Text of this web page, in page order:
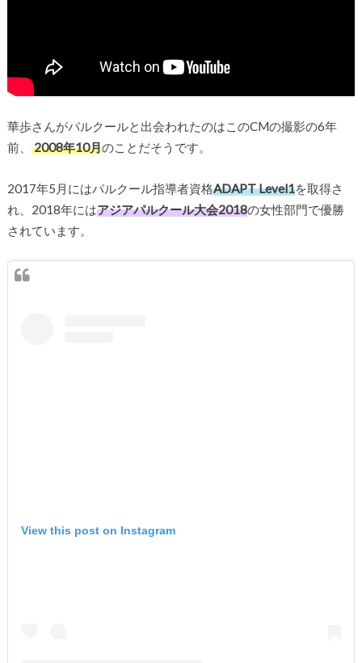
華歩さんがパルクールと出会われたのはこのCMの撮影の6年
前、 2008年10月のことだそうです。
2017年5月にはパルクール指導者資格ADAPT Level1を取得さ
れ、2018年にはアジアパルクール大会2018の女性部門で優勝
されています。
View this post on Instagram